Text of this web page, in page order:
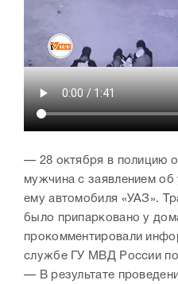
— 28 октября в полицию
мужчина с заявлением
ему автомобиля «УАЗ».
было припарковано у
прокомментировали
службе ГУ МВД России по
— В результате